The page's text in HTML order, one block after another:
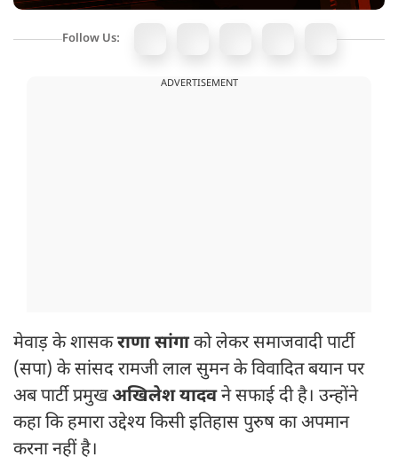
Follow Us:
ADVERTISEMENT
मेवाड़ के शासकराणा सांगाको लेकर समाजवादी पार्टी
(सपा) के सांसद रामजी लाल सुमन के विवादित बयान पर
अब पार्टी प्रमुखअखिलेश यादवने सफाई दी है। उन्होंने
कहा कि हमारा उद्देश्य किसी इतिहास पुरुष का अपमान
करना नहीं है।